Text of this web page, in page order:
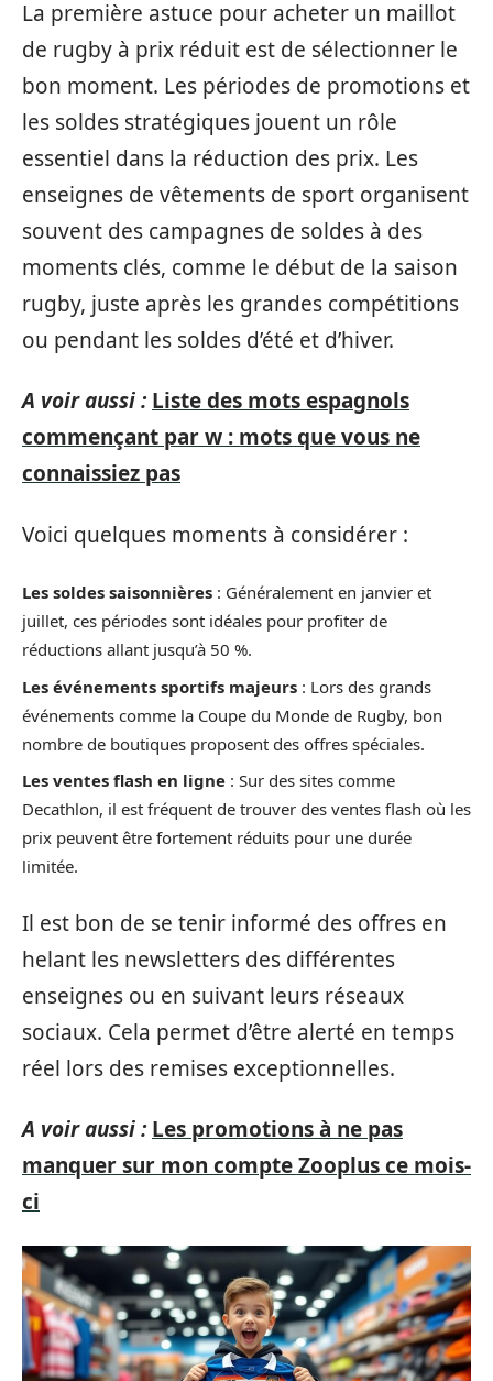
La première astuce pour acheter un maillot
de rugby à prix réduit est de sélectionner le
bon moment. Les périodes de promotions et
les soldes stratégiques jouent un rôle
essentiel dans la réduction des prix. Les
enseignes de vêtements de sport organisent
souvent des campagnes de soldes à des
moments clés, comme le début de la saison
rugby, juste après les grandes compétitions
ou pendant les soldes d’été et d’hiver.
A voir aussi : Liste des mots espagnols
commençant par w : mots que vous ne
connaissiez pas
Voici quelques moments à considérer :
Les soldes saisonnières : Généralement en janvier et
juillet, ces périodes sont idéales pour profiter de
réductions allant jusqu’à 50 %.
Les événements sportifs majeurs : Lors des grands
événements comme la Coupe du Monde de Rugby, bon
nombre de boutiques proposent des offres spéciales.
Les ventes flash en ligne : Sur des sites comme
Decathlon, il est fréquent de trouver des ventes flash où les
prix peuvent être fortement réduits pour une durée
limitée.
Il est bon de se tenir informé des offres en
helant les newsletters des différentes
enseignes ou en suivant leurs réseaux
sociaux. Cela permet d’être alerté en temps
réel lors des remises exceptionnelles.
A voir aussi : Les promotions à ne pas
manquer sur mon compte Zooplus ce mois-
ci